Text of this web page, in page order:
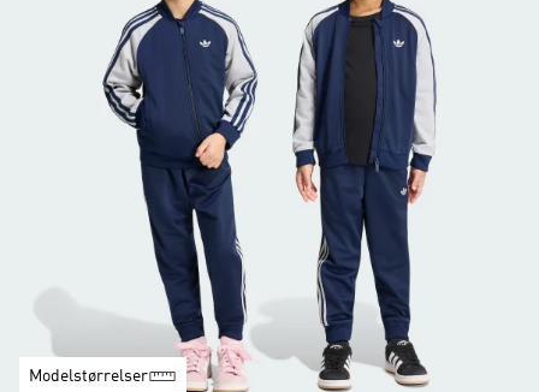
Modelstørrelser